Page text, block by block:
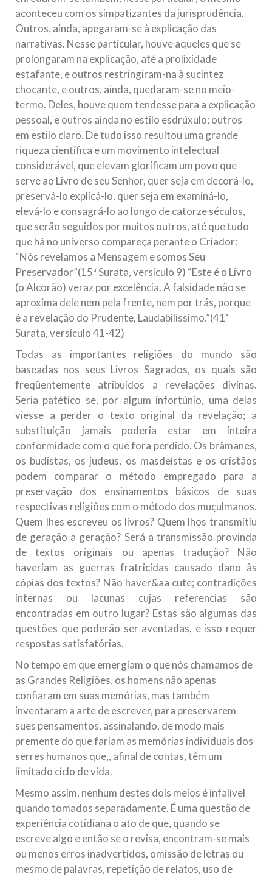
aconteceu com os simpatizantes da jurisprudência.
Outros, ainda, apegaram-se à explicação das
narrativas. Nesse particular, houve aqueles que se
prolongaram na explicação, até a prolixidade
estafante, e outros restringiram-na à sucintez
chocante, e outros, ainda, quedaram-se no meio-
termo. Deles, houve quem tendesse para a explicação
pessoal, e outros ainda no estilo esdrúxulo; outros
em estilo claro. De tudo isso resultou uma grande
riqueza científica e um movimento intelectual
considerável, que elevam glorificam um povo que
serve ao Livro de seu Senhor, quer seja em decorá-lo,
preservá-lo explicá-lo, quer seja em examiná-lo,
elevá-lo e consagrá-lo ao longo de catorze séculos,
que serão seguidos por muitos outros, até que tudo
que há no universo compareça perante o Criador:
“Nós revelamos a Mensagem e somos Seu
Preservador”(15ª Surata, versículo 9) “Este é o Livro
(o Alcorão) veraz por excelência. A falsidade não se
aproxima dele nem pela frente, nem por trás, porque
é a revelação do Prudente, Laudabilíssimo.”(41ª
Surata, versículo 41-42)
Todas as importantes religiões do mundo são
baseadas nos seus Livros Sagrados, os quais são
freqüentemente atribuídos a revelações divinas.
Seria patético se, por algum infortúnio, uma delas
viesse a perder o texto original da revelação; a
substituição jamais poderia estar em inteira
conformidade com o que fora perdido. Os brâmanes,
os budistas, os judeus, os masdeístas e os cristãos
podem comparar o método empregado para a
preservação dos ensinamentos básicos de suas
respectivas religiões com o método dos muçulmanos.
Quem lhes escreveu os livros? Quem lhos transmitiu
de geração a geração? Será a transmissão provinda
de textos originais ou apenas tradução? Não
haveriam as guerras fratricidas causado dano às
cópias dos textos? Não haver&aa cute; contradições
internas ou lacunas cujas referencias são
encontradas em outro lugar? Estas são algumas das
questões que poderão ser aventadas, e isso requer
respostas satisfatórias.
No tempo em que emergiam o que nós chamamos de
as Grandes Religiões, os homens não apenas
confiaram em suas memórias, mas também
inventaram a arte de escrever, para preservarem
sues pensamentos, assinalando, de modo mais
premente do que fariam as memórias individuais dos
serres humanos que,, afinal de contas, têm um
limitado ciclo de vida.
Mesmo assim, nenhum destes dois meios é infalível
quando tomados separadamente. É uma questão de
experiência cotidiana o ato de que, quando se
escreve algo e então se o revisa, encontram-se mais
ou menos erros inadvertidos, omissão de letras ou
mesmo de palavras, repetição de relatos, uso de